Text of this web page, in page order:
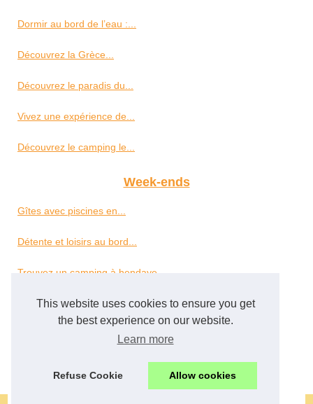
This website uses cookies to ensure you get
the best experience on our website.
Learn more
Refuse Cookie Allow cookies
Dormir au bord de l’eau :...
Découvrez la Grèce...
Découvrez le paradis du...
Vivez une expérience de...
Découvrez le camping le...
Week-ends
Gîtes avec piscines en...
Détente et loisirs au bord...
Trouvez un camping à hendaye...
Camping à...
Découvrir le camping borepo...